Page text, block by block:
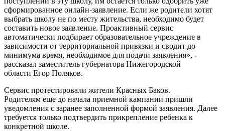
сформированное онлайн-заявление. Если же родители хотят
выбрать школу не по месту жительства, необходимо будет
составить новое заявление. Проактивный сервис
автоматически подбирает образовательное учреждение в
зависимости от территориальной привязки и сводит до
минимума время, необходимое для подачи заявления», -
рассказал заместитель губернатора Нижегородской
области Егор Поляков.
Сервис протестировали жители Красных Баков.
Родителям еще до начала приемной кампании пришли
уведомления с заранее заполненной формой заявления. Далее
требуется только подтвердить прикрепление ребенка к
конкретной школе.